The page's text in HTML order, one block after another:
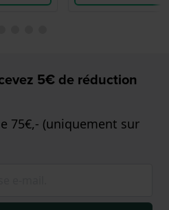
5€ de réduction
75€,- (uniquement sur